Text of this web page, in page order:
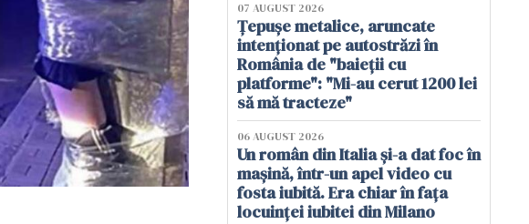
07 AUGUST 2026
Țepușe metalice, aruncate
intenționat pe autostrăzi în
România de "baieții cu
platforme": "Mi-au cerut 1200 lei
să mă tracteze"
06 AUGUST 2026
Un român din Italia și-a dat foc în
mașină, într-un apel video cu
fosta iubită. Era chiar în fața
locuinței iubitei din Milano